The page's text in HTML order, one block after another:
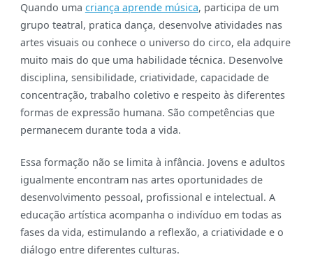
Quando uma criança aprende música, participa de um
grupo teatral, pratica dança, desenvolve atividades nas
artes visuais ou conhece o universo do circo, ela adquire
muito mais do que uma habilidade técnica. Desenvolve
disciplina, sensibilidade, criatividade, capacidade de
concentração, trabalho coletivo e respeito às diferentes
formas de expressão humana. São competências que
permanecem durante toda a vida.
Essa formação não se limita à infância. Jovens e adultos
igualmente encontram nas artes oportunidades de
desenvolvimento pessoal, profissional e intelectual. A
educação artística acompanha o indivíduo em todas as
fases da vida, estimulando a reflexão, a criatividade e o
diálogo entre diferentes culturas.